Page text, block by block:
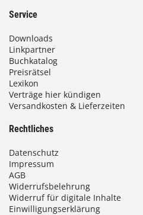
Service
Downloads
Linkpartner
Buchkatalog
Preisrätsel
Lexikon
Verträge hier kündigen
Versandkosten & Lieferzeiten
Rechtliches
Datenschutz
Impressum
AGB
Widerrufsbelehrung
Widerruf für digitale Inhalte
Einwilligungserklärung